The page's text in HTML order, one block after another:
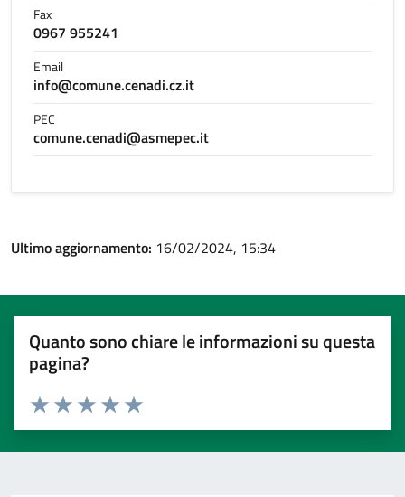
Fax
0967 955241
Email
info@comune.cenadi.cz.it
PEC
comune.cenadi@asmepec.it
Ultimo aggiornamento: 16/02/2024, 15:34
Quanto sono chiare le informazioni su questa
pagina?
Valuta 5 stelle su 5
Valuta 4 stelle su 5
Valuta 3 stelle su 5
Valuta 2 stelle su 5
Valuta 1 stelle su 5